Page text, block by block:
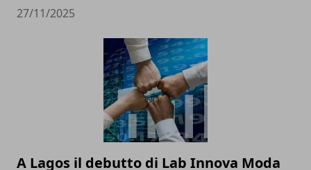
27/11/2025
A Lagos il debutto di Lab Innova Moda